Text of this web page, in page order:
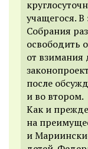
учащегося. В
Собрания
освободить
от взимания
после
и во втором.
Как и
на
и